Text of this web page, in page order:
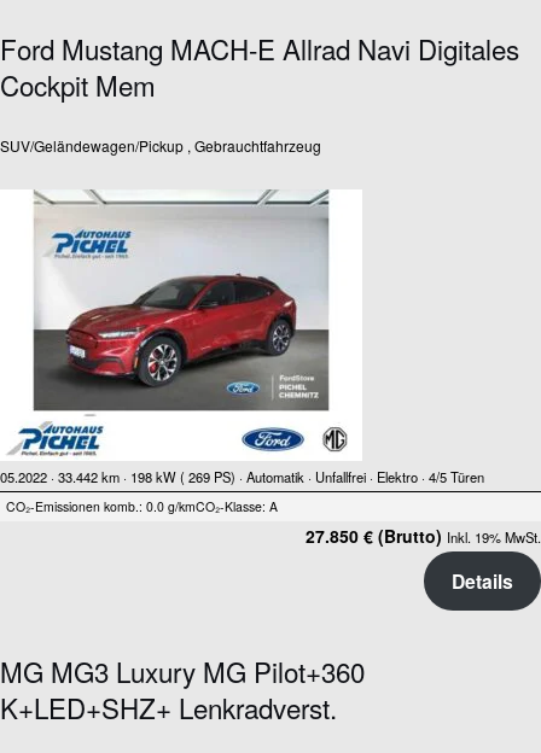
Ford Mustang MACH-E Allrad Navi Digitales
Cockpit Mem
SUV/Geländewagen/Pickup , Gebrauchtfahrzeug
05.2022 · 33.442 km · 198 kW ( 269 PS) · Automatik · Unfallfrei · Elektro · 4/5 Türen
CO₂-Emissionen komb.: 0.0 g/kmCO₂-Klasse: A
27.850 € (Brutto) Inkl. 19% MwSt.
Details
MG MG3 Luxury MG Pilot+360
K+LED+SHZ+ Lenkradverst.